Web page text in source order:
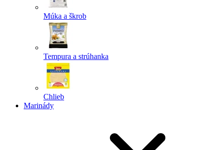
Múka a škrob
Tempura a strúhanka
Chlieb
Marinády